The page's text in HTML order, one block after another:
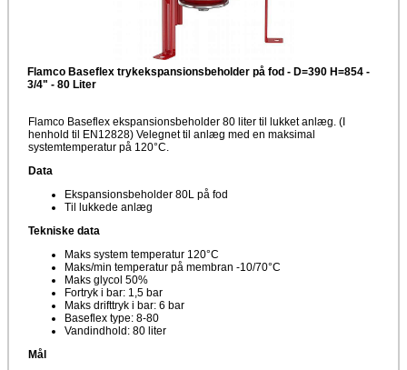
Flamco Baseflex trykekspansionsbeholder på fod - D=390 H=854 -
3/4" - 80 Liter
Flamco Baseflex ekspansionsbeholder 80 liter til lukket anlæg. (I
henhold til EN12828) Velegnet til anlæg med en maksimal
systemtemperatur på 120°C.
Data
Ekspansionsbeholder 80L på fod
Til lukkede anlæg
Tekniske data
Maks system temperatur 120°C
Maks/min temperatur på membran -10/70°C
Maks glycol 50%
Fortryk i bar: 1,5 bar
Maks drifttryk i bar: 6 bar
Baseflex type: 8-80
Vandindhold: 80 liter
Mål